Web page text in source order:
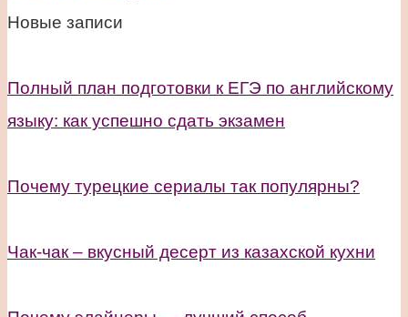
Новые записи
Полный план подготовки к ЕГЭ по английскому
языку: как успешно сдать экзамен
Почему турецкие сериалы так популярны?
Чак-чак – вкусный десерт из казахской кухни